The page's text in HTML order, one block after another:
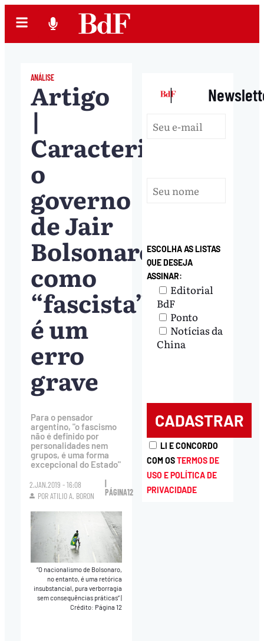
ANÁLISE
Artigo
|
Caracterizar
o
governo
de Jair
Bolsonaro
como
“fascista”
é um
erro
grave
Para o pensador
argentino, "o fascismo
não é definido por
personalidades nem
grupos, é uma forma
excepcional do Estado"
2.JAN.2019 - 16:08
POR ATILIO A. BORON
PÁGINA12
“O nacionalismo de Bolsonaro,
no entanto, é uma retórica
insubstancial, pura verborragia
sem consequências práticas”
Crédito: Página 12
|
ESCOLHA AS LISTAS
QUE DESEJA
ASSINAR:
Editorial
BdF
Ponto
Notícias da
China
LI E CONCORDO
COM OSTERMOS DE
USO E POLÍTICA DE
PRIVACIDADE